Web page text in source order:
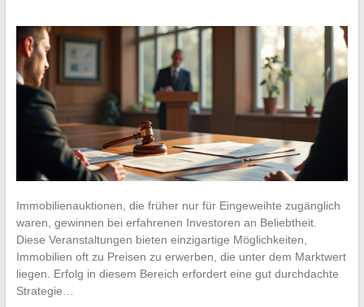
Immobilienauktionen, die früher nur für Eingeweihte zugänglich
waren, gewinnen bei erfahrenen Investoren an Beliebtheit.
Diese Veranstaltungen bieten einzigartige Möglichkeiten,
Immobilien oft zu Preisen zu erwerben, die unter dem Marktwert
liegen. Erfolg in diesem Bereich erfordert eine gut durchdachte
Strategie…